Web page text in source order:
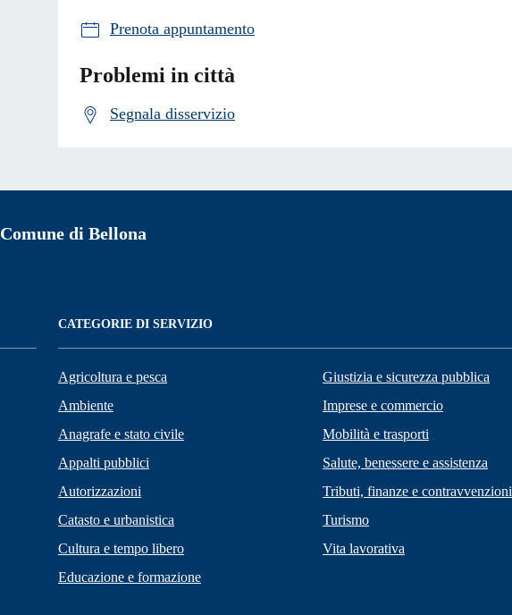
Prenota appuntamento
Problemi in città
Segnala disservizio
Comune di Bellona
CATEGORIE DI SERVIZIO
Agricoltura e pesca
Ambiente
Anagrafe e stato civile
Appalti pubblici
Autorizzazioni
Catasto e urbanistica
Cultura e tempo libero
Educazione e formazione
Giustizia e sicurezza pubblica
Imprese e commercio
Mobilità e trasporti
Salute, benessere e assistenza
Tributi, finanze e contravvenzioni
Turismo
Vita lavorativa